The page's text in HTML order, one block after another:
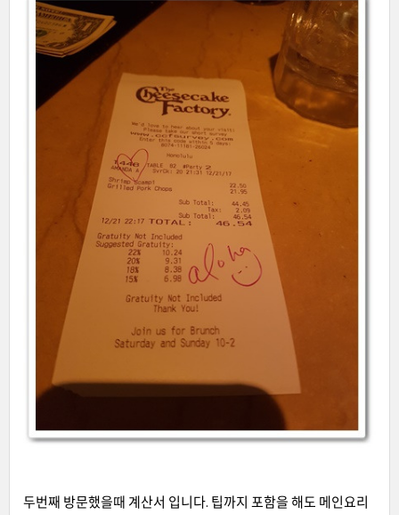
두번째 방문했을때 계산서 입니다. 팁까지 포함을 해도 메인요리